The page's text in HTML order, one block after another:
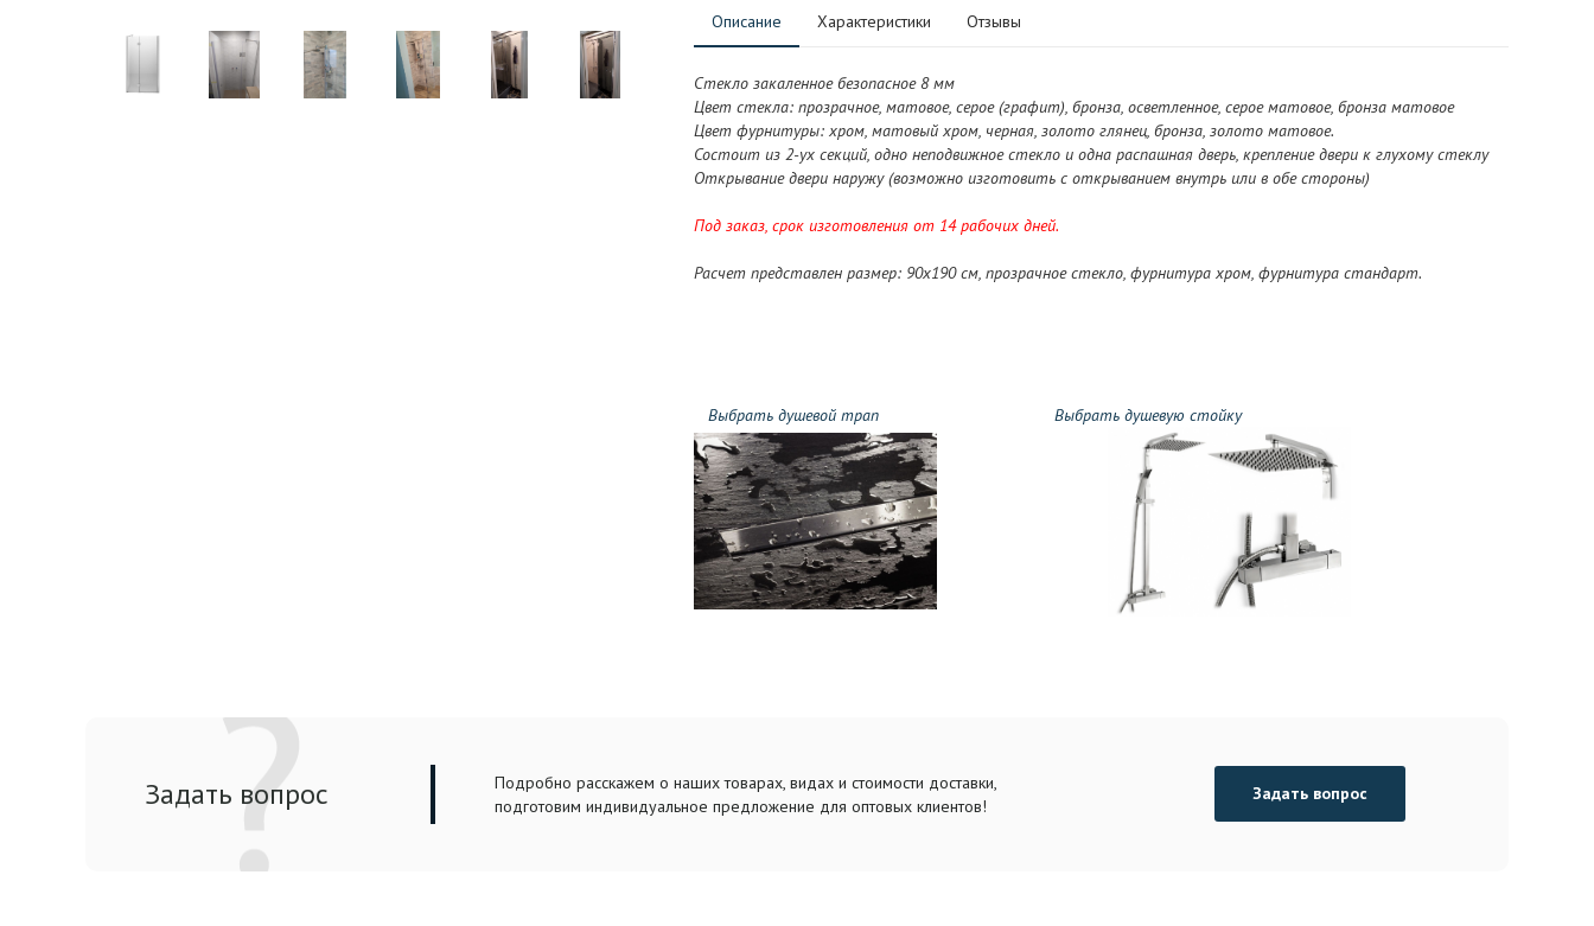
Описание Характеристики Отзывы
Стекло закаленное безопасное 8 мм
Цвет стекла: прозрачное, матовое, серое (графит), бронза, осветленное, серое матовое, бронза матовое
Цвет фурнитуры: хром, матовый хром, черная, золото глянец, бронза, золото матовое.
Состоит из 2-ух секций, одно неподвижное стекло и одна распашная дверь, крепление двери к глухому стеклу
Открывание двери наружу (возможно изготовить с открыванием внутрь или в обе стороны)
Под заказ, срок изготовления от 14 рабочих дней.
Расчет представлен размер: 90х190 см, прозрачное стекло, фурнитура хром, фурнитура стандарт.
Выбрать душевой трап Выбрать душевую стойку
Задать вопрос
Подробно расскажем о наших товарах, видах и стоимости доставки,
подготовим индивидуальное предложение для оптовых клиентов!
Задать вопрос